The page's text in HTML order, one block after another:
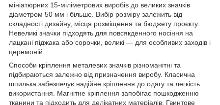
мініатюрних 15-міліметрових виробів до великих значків
діаметром 50 мм і більше. Вибір розміру залежить від
складності дизайну, місця розміщення та бюджету проєкту.
Невеликі значки підходять для повсякденного носіння на
лацкані піджака або сорочки, великі — для особливих заходів і
церемоній.
Способи кріплення металевих значків різноманітні та
підбираються залежно від призначення виробу. Класична
шпилька забезпечує надійне кріплення до одягу та легкість
використання. Магнітне кріплення запобігає пошкодженню
тканини та підходить для делікатних матеріалів. Гвинтове